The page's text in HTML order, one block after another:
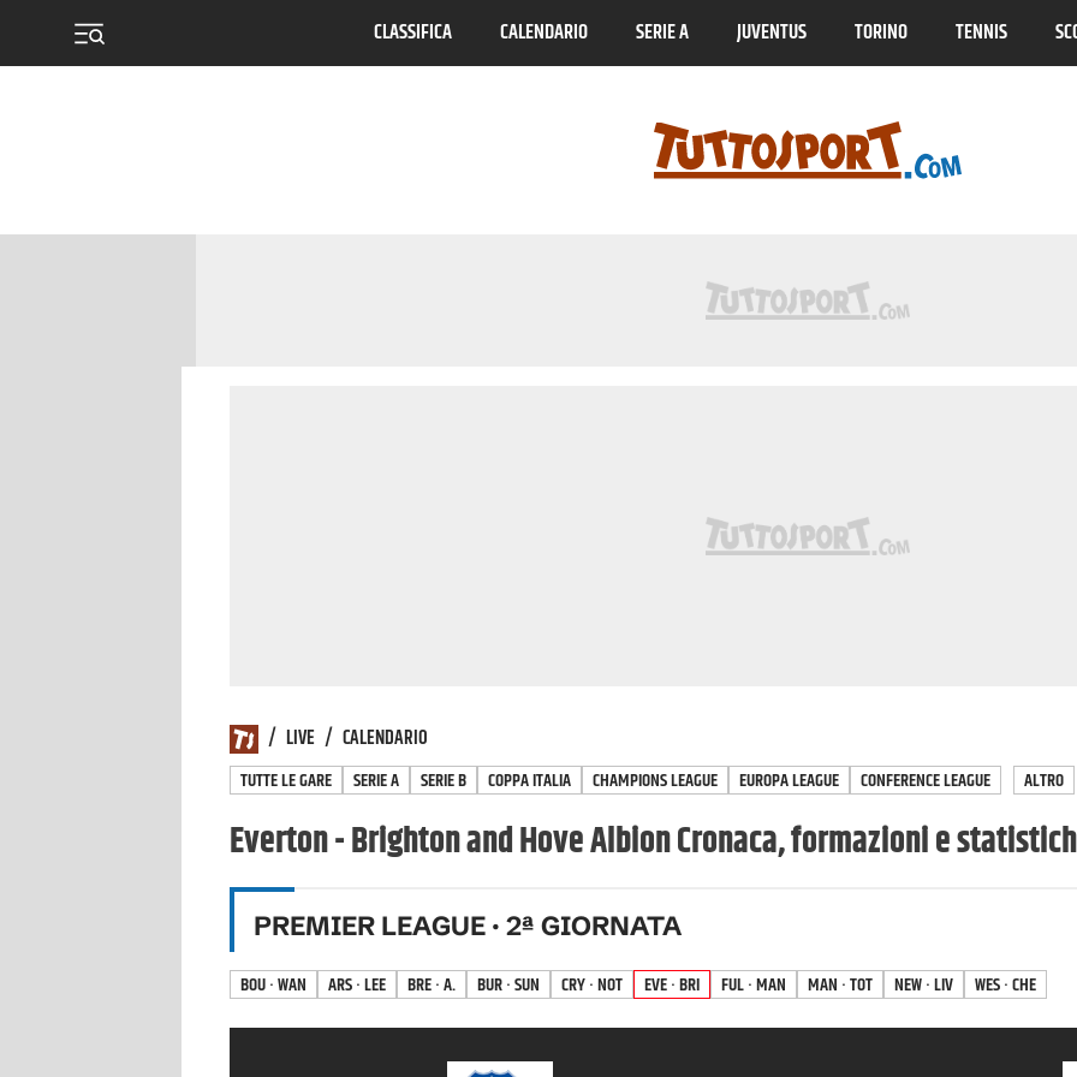
CLASSIFICA CALENDARIO SERIE A JUVENTUS TORINO TENNIS
/ LIVE / CALENDARIO
TUTTE LE GARE SERIE A SERIE B COPPA ITALIA CHAMPIONS LEAGUE EUROPA LEAGUE CONFERENCE LEAGUE ALTRO
Everton - Brighton and Hove Albion Cronaca, formazioni e
PREMIER LEAGUE · 2ª GIORNATA
BOU · WAN ARS · LEE BRE · A. BUR · SUN CRY · NOT EVE · BRI FUL · MAN MAN · TOT NEW · LIV WES · CHE